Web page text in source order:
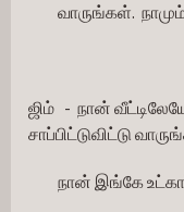
வாருங்கள்.  நாமும்
ஜிம்   -  நான்
சாப்பிட்டுவிட்டு
நான் இங்கே